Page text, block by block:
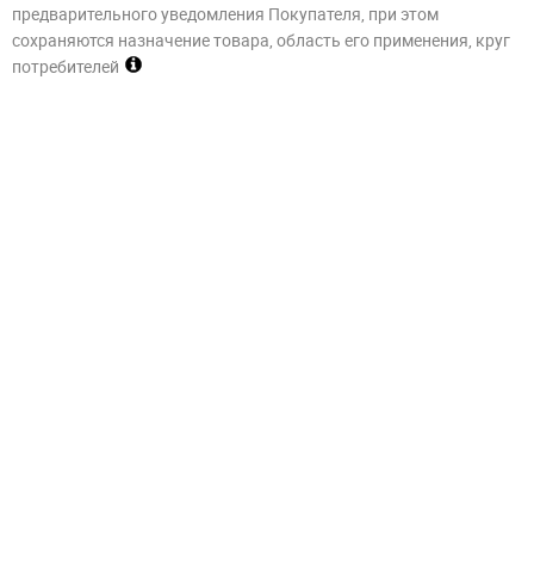
предварительного уведомления Покупателя, при этом
сохраняются назначение товара, область его применения, круг
потребителей